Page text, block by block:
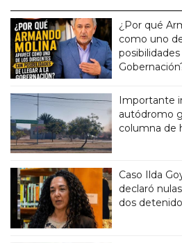
¿Por qué
como uno
Importante
autódromo
columna de
Caso Ilda
declaró
dos